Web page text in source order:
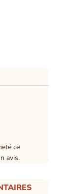
ce
avis.